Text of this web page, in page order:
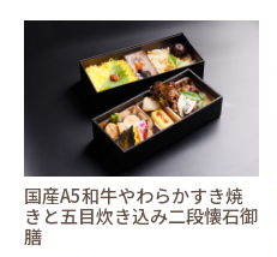
国産A5和牛やわらかすき焼
きと五目炊き込み二段懐石御
膳